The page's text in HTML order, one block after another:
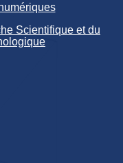
Scientifique et du